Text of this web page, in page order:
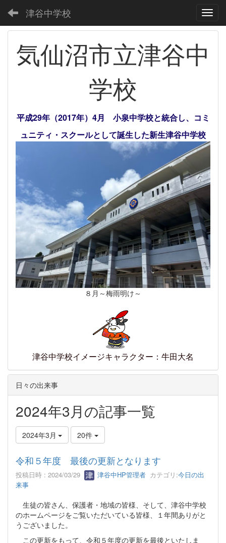
津谷中学校
気仙沼市立津谷中
学校
平成29年（2017年）4月 小泉中学校と統合し、コミ
ュニティ・スクールとして誕生した新生津谷中学校
８月～梅雨明け～
津谷中学校イメージキャラクター：牛田大名
日々の出来事
2024年3月の記事一覧
2024年3月 20件
令和５年度 最後の更新となります
投稿日時 : 2024/03/29 津谷中HP管理者 カテゴリ:今日の出
来事
生徒の皆さん、保護者・地域の皆様、そして、津谷中学校
のホームページをご覧いただいている皆様、１年間ありがと
うございました。
この更新をもって、令和５年度の更新を最後といたしま